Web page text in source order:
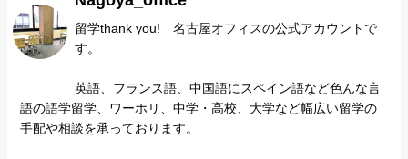
留学thank you! 名古屋オフィスの公式アカウントで
す。
英語、フランス語、中国語にスペイン語など色んな言
語の語学留学、ワーホリ、中学・高校、大学など幅広い留学の
手配や相談を承っております。